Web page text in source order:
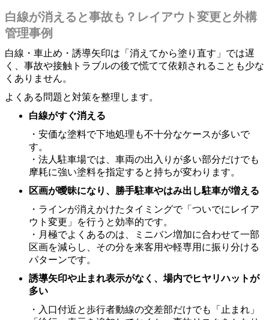
白線が消えると事故も？レイアウト変更と外構
管理事例
白線・車止め・誘導矢印は「消えてから塗り直す」では遅
く、事故や接触トラブルの後で慌てて依頼されることも少な
くありません。
よくある問題と対策を整理します。
白線がすぐ消える
・安価な塗料で下地処理も不十分なケースが多いで
す。
・法人駐車場では、車両の出入りが多い部分だけでも
摩耗に強い塗料を指定すると持ちが変わります。
区画が曖昧になり、勝手駐車やはみ出し駐車が増える
・ラインが消えかけたタイミングで「ついでにレイア
ウト変更」を行うと効率的です。
・月極でよくあるのは、ミニバン増加に合わせて一部
区画を減らし、その分を来客用や軽専用に振り分ける
パターンです。
誘導矢印や止まれ表示がなく、場内でヒヤリハットが
多い
・入口付近と歩行者動線の交差部だけでも「止まれ」